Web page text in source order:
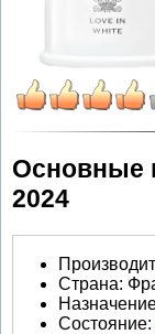
Основные
2024
Страна:
Состояние: